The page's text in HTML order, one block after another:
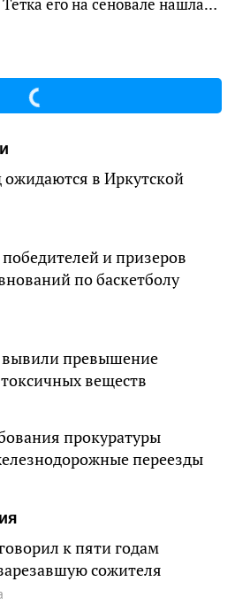
его на сеновале нашла…
ожидаются в Иркутской
и призеров
по баскетболу
вывили превышение
веществ
прокуратуры
переезды
к пяти годам
сожителя